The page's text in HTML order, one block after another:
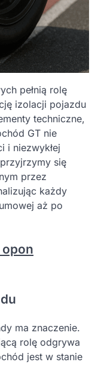
pełnią rolę
izolacji pojazdu
techniczne,
GT nie
i niezwykłej
się
przez
każdy
aż po
opon
ma znaczenie.
rolę odgrywa
jest w stanie